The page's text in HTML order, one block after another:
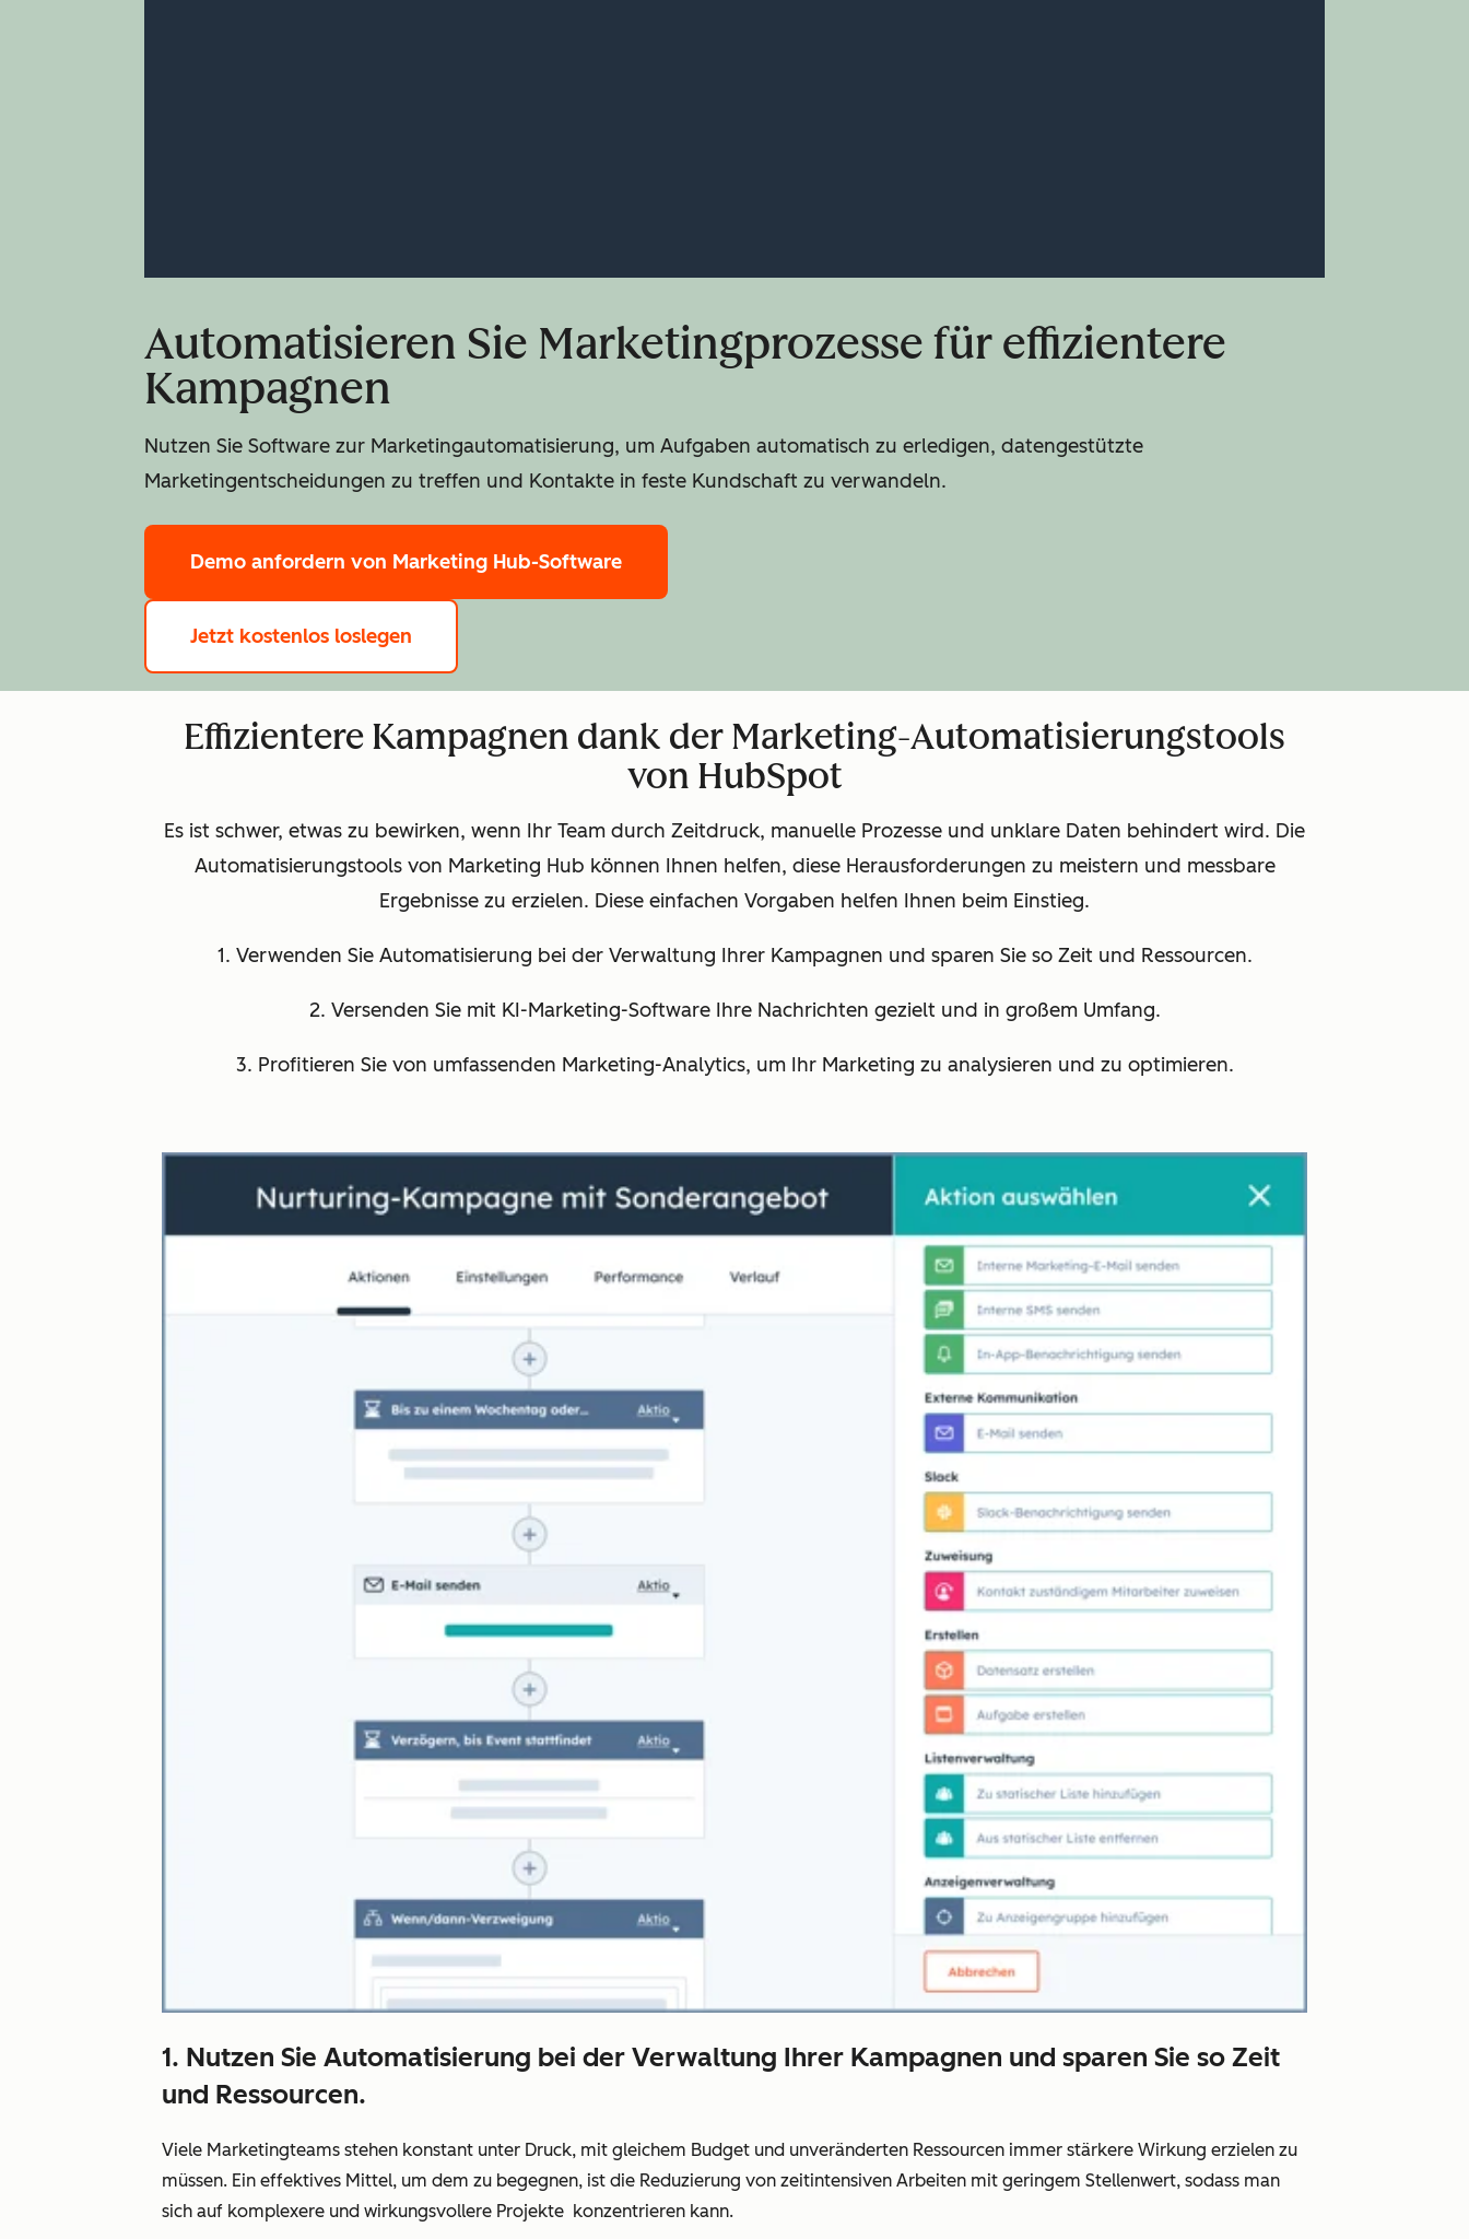
Automatisieren Sie Marketingprozesse für effizientere
Kampagnen
Nutzen Sie Software zur Marketingautomatisierung, um Aufgaben automatisch zu erledigen, datengestützte
Marketingentscheidungen zu treffen und Kontakte in feste Kundschaft zu verwandeln.
Demo anfordern von Marketing Hub-Software
Jetzt kostenlos loslegen
Effizientere Kampagnen dank der Marketing-Automatisierungstools
von HubSpot
Es ist schwer, etwas zu bewirken, wenn Ihr Team durch Zeitdruck, manuelle Prozesse und unklare Daten behindert wird. Die
Automatisierungstools von Marketing Hub können Ihnen helfen, diese Herausforderungen zu meistern und messbare
Ergebnisse zu erzielen. Diese einfachen Vorgaben helfen Ihnen beim Einstieg.
1. Verwenden Sie Automatisierung bei der Verwaltung Ihrer Kampagnen und sparen Sie so Zeit und Ressourcen.
2. Versenden Sie mit KI-Marketing-Software Ihre Nachrichten gezielt und in großem Umfang.
3. Profitieren Sie von umfassenden Marketing-Analytics, um Ihr Marketing zu analysieren und zu optimieren.
1. Nutzen Sie Automatisierung bei der Verwaltung Ihrer Kampagnen und sparen Sie so Zeit
und Ressourcen.
Viele Marketingteams stehen konstant unter Druck, mit gleichem Budget und unveränderten Ressourcen immer stärkere Wirkung erzielen zu
müssen. Ein effektives Mittel, um dem zu begegnen, ist die Reduzierung von zeitintensiven Arbeiten mit geringem Stellenwert, sodass man
sich auf komplexere und wirkungsvollere Projekte konzentrieren kann.